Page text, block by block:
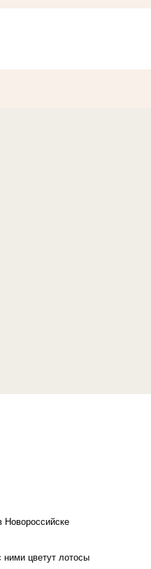
Новороссийске
цветут лотосы